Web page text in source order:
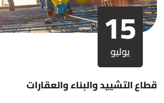
15
يوليو
قطاع التشييد والبناء والعقارات